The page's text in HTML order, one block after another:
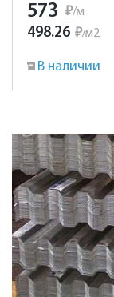
573 ₽/м
498.26 ₽/м2
В наличии